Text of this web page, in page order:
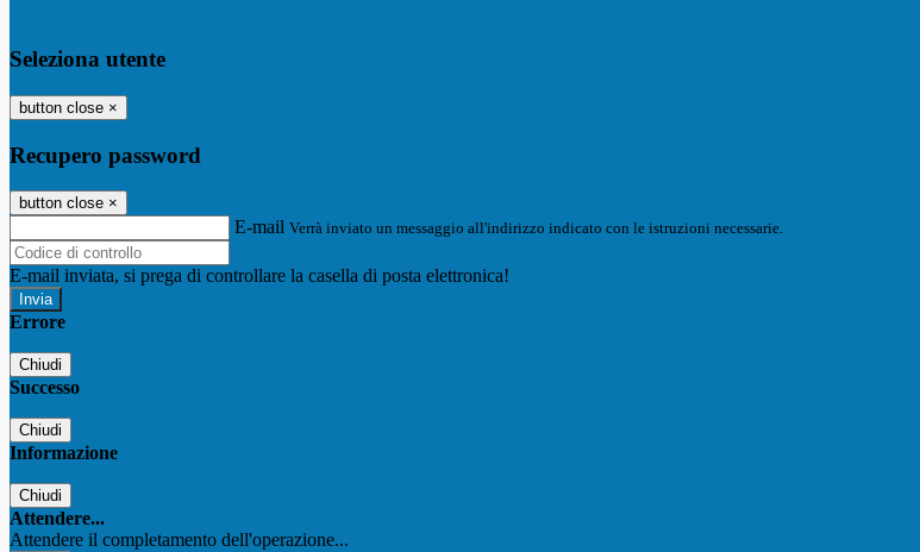
Seleziona utente
button close ×
Recupero password
button close ×
E-mail Verrà inviato un messaggio all'indirizzo indicato con le istruzioni necessarie.
E-mail inviata, si prega di controllare la casella di posta elettronica!
Errore
Chiudi
Successo
Chiudi
Informazione
Chiudi
Attendere...
Attendere il completamento dell'operazione...